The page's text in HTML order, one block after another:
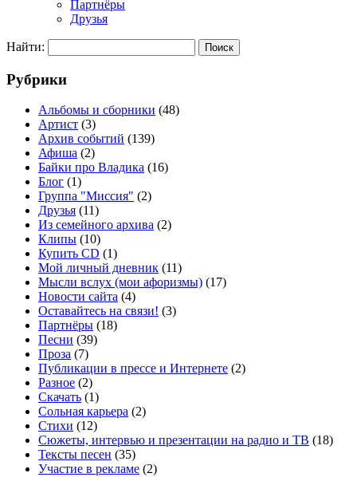
Партнёры
Друзья
Найти:
Рубрики
Альбомы и сборники (48)
Артист (3)
Архив событий (139)
Афиша (2)
Байки про Владика (16)
Блог (1)
Группа "Миссия" (2)
Друзья (11)
Из семейного архива (2)
Клипы (10)
Купить CD (1)
Мой личный дневник (11)
Мысли вслух (мои афоризмы) (17)
Новости сайта (4)
Оставайтесь на связи! (3)
Партнёры (18)
Песни (39)
Проза (7)
Публикации в прессе и Интернете (2)
Разное (2)
Скачать (1)
Сольная карьера (2)
Стихи (12)
Сюжеты, интервью и презентации на радио и ТВ (18)
Тексты песен (35)
Участие в рекламе (2)